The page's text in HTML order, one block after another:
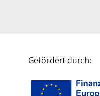
Gefördert durch: